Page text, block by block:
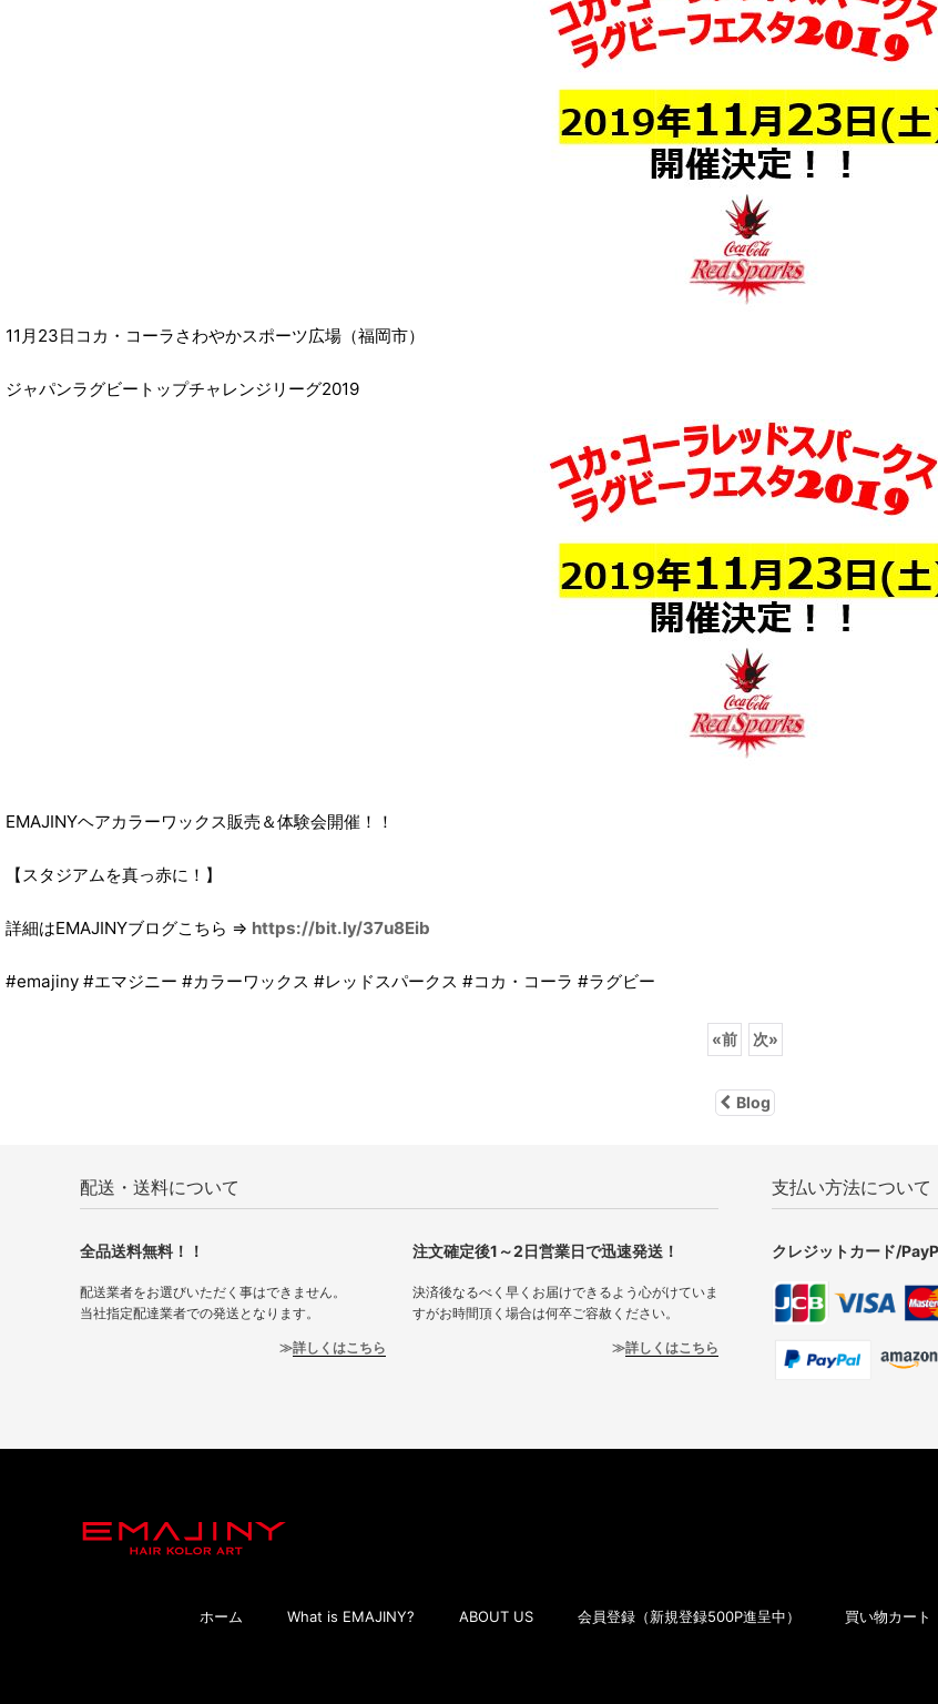
11月23日コカ・コーラさわやかスポーツ広場（福岡市）
ジャパンラグビートップチャレンジリーグ2019
EMAJINYヘアカラーワックス販売＆体験会開催！！
【スタジアムを真っ赤に！】
詳細はEMAJINYブログこちら ⇒ https://bit.ly/37u8Eib
#emajiny #エマジニー #カラーワックス #レッドスパークス #コカ・コーラ #ラグビー
«前 次»
Blog
配送・送料について
全品送料無料！！
配送業者をお選びいただく事はできません。
当社指定配達業者での発送となります。
詳しくはこちら
注文確定後1～2日営業日で迅速発送！
決済後なるべく早くお届けできるよう心がけていま
すがお時間頂く場合は何卒ご容赦ください。
詳しくはこちら
支払い方法について
クレジットカード/
ホーム What is EMAJINY? ABOUT US 会員登録（新規登録500P進呈中） 買い物カート